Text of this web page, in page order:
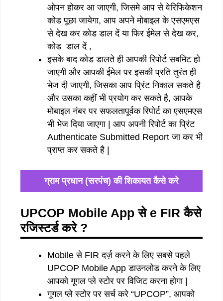
ओपन होकर आ जाएगी, जिसमे आप से वेरिफिकेशन
कोड पूछा जायेगा, आप अपने मोबाइल के एसएमएस
से देख कर कोड डाल दें या फिर ईमेल से देख कर,
कोड डाल दें ,
इसके बाद कोड डालते ही आपकी रिपोर्ट सबमिट हो
जाएगी और आपकी ईमेल पर इसकी प्रति तुरंत ही
भेज दी जाएगी, जिसका आप प्रिंट निकाल सकते है
और उसका कहीं भी प्रयोग कर सकते है, आपके
मोबाइल नंबर पर सफलतापूर्वक रिपोर्ट का एसएमएस
भी भेज दिया जाएगा | आप अपनी रिपोर्ट का प्रिंट
Authenticate Submitted Report जा कर भी
प्राप्त कर सकते है |
ग्राम प्रधान (सरपंच) की शिकायत कैसे करे
UPCOP Mobile App से e FIR कैसे
रजिस्टर्ड करे ?
Mobile से FIR दर्ज़ करने के लिए सबसे पहले
UPCOP Mobile App डाउनलोड करने के लिए
आपको गूगल प्ले स्टोर पर विजिट करना होगा |
गूगल प्ले स्टोर पर सर्च करे “UPCOP”, आपको